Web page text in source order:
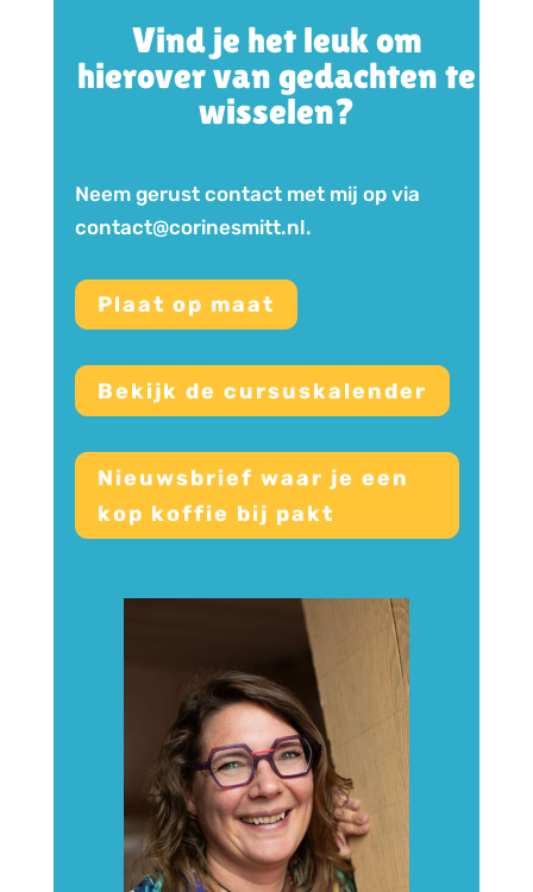
Vind je het leuk om
hierover van gedachten te
wisselen?
Neem gerust contact met mij op via
contact@corinesmitt.nl.
Plaat op maat
Bekijk de cursuskalender
Nieuwsbrief waar je een
kop koffie bij pakt